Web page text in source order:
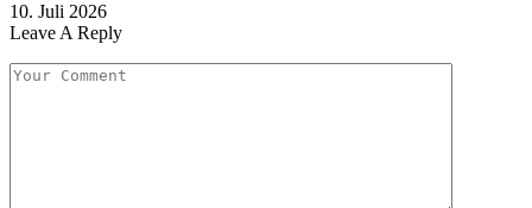
10. Juli 2026
Leave A Reply